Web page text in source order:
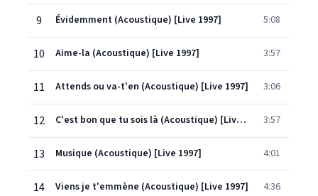
9 Évidemment (Acoustique) [Live 1997] 5:08
10 Aime-la (Acoustique) [Live 1997] 3:57
11 Attends ou va-t'en (Acoustique) [Live 1997] 3:06
12 C'est bon que tu sois là (Acoustique) [Live 1997] 3:57
13 Musique (Acoustique) [Live 1997] 4:01
14 Viens je t'emmène (Acoustique) [Live 1997] 4:36